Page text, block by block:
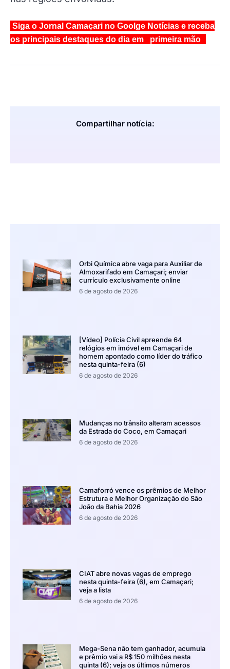
Siga o Jornal Camaçari no Goolge Notícias e receba
os principais destaques do dia em primeira mão
Compartilhar notícia:
Orbi Química abre vaga para Auxiliar de
Almoxarifado em Camaçari; enviar
currículo exclusivamente online
6 de agosto de 2026
[Vídeo] Polícia Civil apreende 64
relógios em imóvel em Camaçari de
homem apontado como líder do tráfico
nesta quinta-feira (6)
6 de agosto de 2026
Mudanças no trânsito alteram acessos
da Estrada do Coco, em Camaçari
6 de agosto de 2026
Camaforró vence os prêmios de Melhor
Estrutura e Melhor Organização do São
João da Bahia 2026
6 de agosto de 2026
CIAT abre novas vagas de emprego
nesta quinta-feira (6), em Camaçari;
veja a lista
6 de agosto de 2026
Mega-Sena não tem ganhador, acumula
e prêmio vai a R$ 150 milhões nesta
quinta (6); veja os últimos números